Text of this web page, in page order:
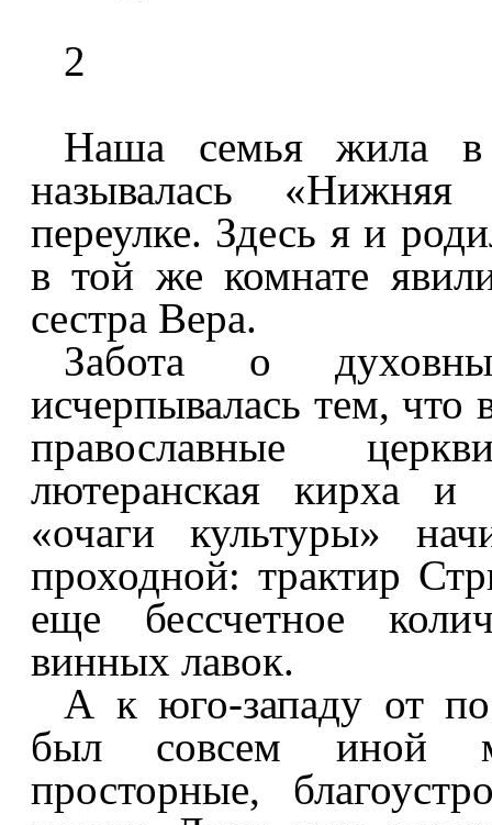
2
Наша семья жила в
называлась
переулке. Здесь я и
в той же комнате
сестра Вера.
Забота о
исчерпывалась тем,
православные
лютеранская кирха и
«очаги культуры»
проходной: трактир
еще бессчетное
винных лавок.
А к юго-западу от
был совсем иной
просторные,